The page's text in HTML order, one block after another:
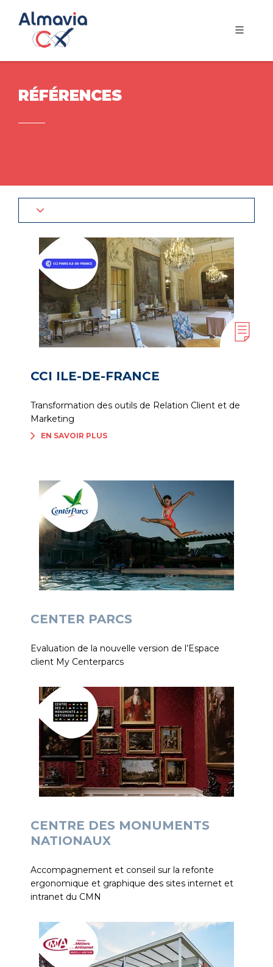
RÉFÉRENCES
CCI ILE-DE-FRANCE
Transformation des outils de Relation Client et de
Marketing
EN SAVOIR PLUS
CENTER PARCS
Evaluation de la nouvelle version de l’Espace
client My Centerparcs
CENTRE DES MONUMENTS
NATIONAUX
Accompagnement et conseil sur la refonte
ergonomique et graphique des sites internet et
intranet du CMN